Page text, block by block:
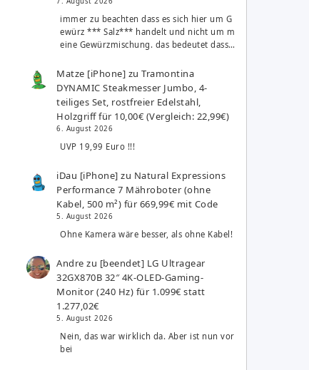
immer zu beachten dass es sich hier um G
ewürz *** Salz*** handelt und nicht um m
eine Gewürzmischung. das bedeutet dass…
Matze [iPhone] zuTramontina
DYNAMIC Steakmesser Jumbo, 4-
teiliges Set, rostfreier Edelstahl,
Holzgriff für 10,00€ (Vergleich: 22,99€)
6. August 2026
UVP 19,99 Euro !!!
iDau [iPhone] zu Natural Expressions
Performance 7 Mähroboter (ohne
Kabel, 500 m²) für 669,99€ mit Code
5. August 2026
Ohne Kamera wäre besser, als ohne Kabel!
Andre zu [beendet] LG Ultragear
32GX870B 32″ 4K-OLED-Gaming-
Monitor (240 Hz) für 1.099€ statt
1.277,02€
5. August 2026
Nein, das war wirklich da. Aber ist nun vor
bei